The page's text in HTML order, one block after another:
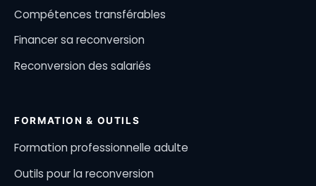
Compétences transférables
Financer sa reconversion
Reconversion des salariés
FORMATION & OUTILS
Formation professionnelle adulte
Outils pour la reconversion